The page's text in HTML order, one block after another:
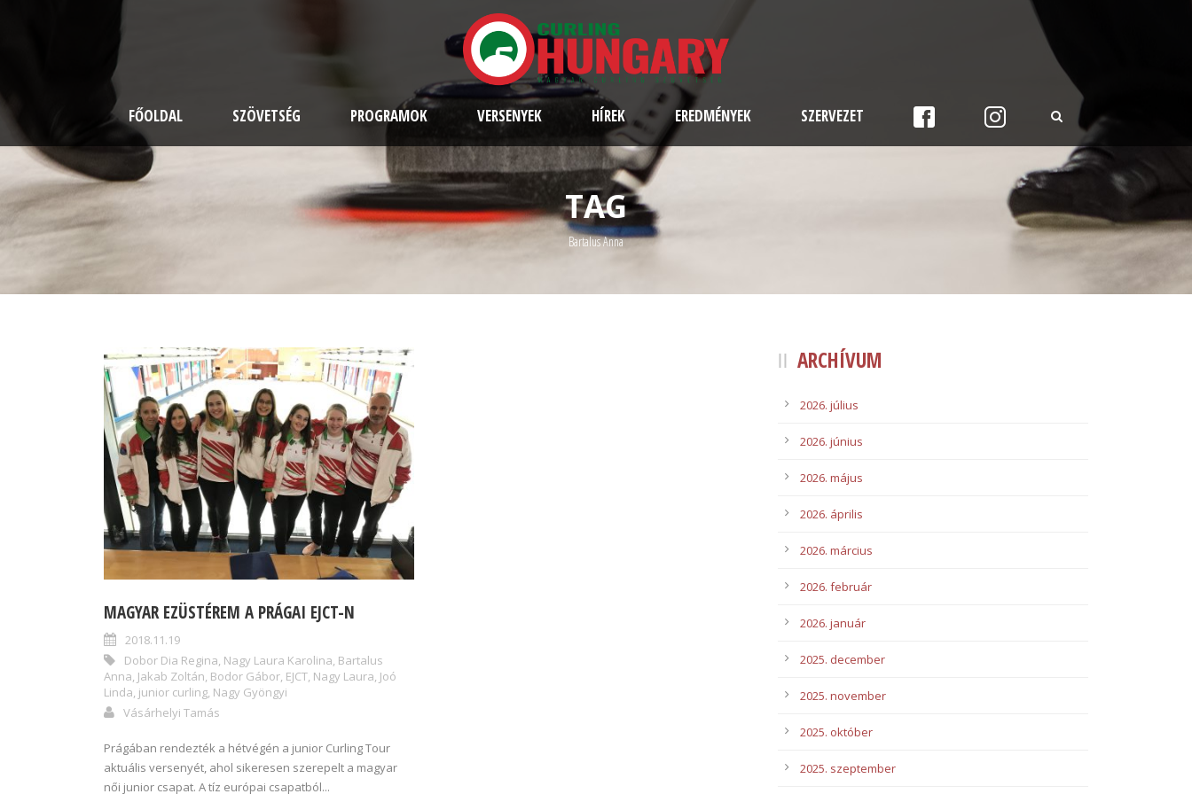
FŐOLDAL SZÖVETSÉG PROGRAMOK VERSENYEK HÍREK EREDMÉNYEK SZERVEZET
TAG
Bartalus Anna
MAGYAR EZÜSTÉREM A PRÁGAI EJCT-N
2018.11.19
Dobor Dia Regina, Nagy Laura Karolina, Bartalus
Anna, Jakab Zoltán, Bodor Gábor, EJCT, Nagy Laura, Joó
Linda, junior curling, Nagy Gyöngyi
Vásárhelyi Tamás
Prágában rendezték a hétvégén a junior Curling Tour
aktuális versenyét, ahol sikeresen szerepelt a magyar
női junior csapat. A tíz európai csapatból...
ARCHÍVUM
2026. július
2026. június
2026. május
2026. április
2026. március
2026. február
2026. január
2025. december
2025. november
2025. október
2025. szeptember